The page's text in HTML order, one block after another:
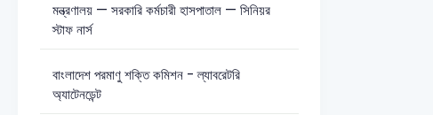
মন্ত্রণালয় — সরকারি কর্মচারী হাসপাতাল — সিনিয়র
স্টাফ নার্স
বাংলাদেশ পরমাণু শক্তি কমিশন - ল্যাবরেটরি
অ্যাটেনডেন্ট